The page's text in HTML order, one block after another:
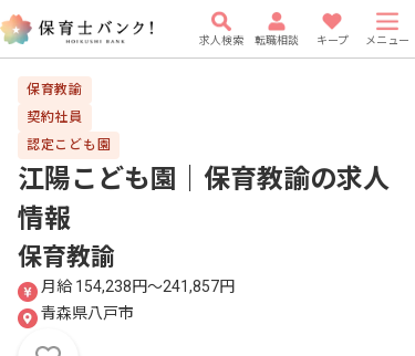
求人検索 転職相談 キープ メニュー
保育教諭
契約社員
認定こども園
江陽こども園｜保育教諭の求人
情報
保育教諭
月給 154,238円〜241,857円
青森県八戸市